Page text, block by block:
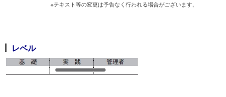
※テキスト等の変更は予告なく行われる場合がございます。
レベル